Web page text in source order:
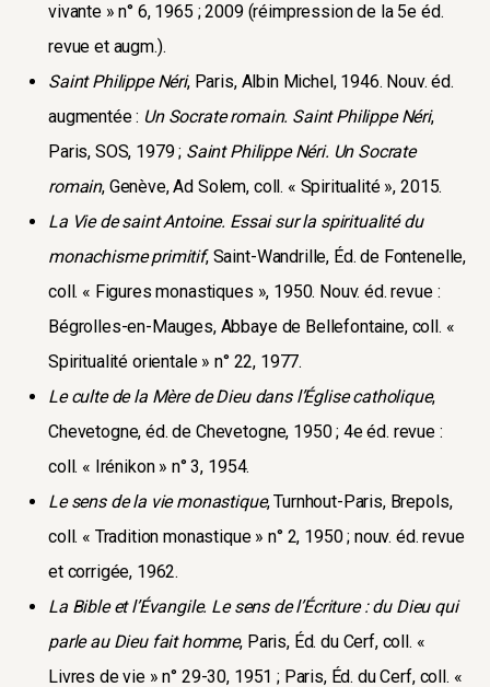
vivante » n° 6, 1965 ; 2009 (réimpression de la 5e éd.
revue et augm.).
Saint Philippe Néri, Paris, Albin Michel, 1946. Nouv. éd.
augmentée : Un Socrate romain. Saint Philippe Néri,
Paris, SOS, 1979 ; Saint Philippe Néri. Un Socrate
romain, Genève, Ad Solem, coll. « Spiritualité », 2015.
La Vie de saint Antoine. Essai sur la spiritualité du
monachisme primitif, Saint-Wandrille, Éd. de Fontenelle,
coll. « Figures monastiques », 1950. Nouv. éd. revue :
Bégrolles-en-Mauges, Abbaye de Bellefontaine, coll. «
Spiritualité orientale » n° 22, 1977.
Le culte de la Mère de Dieu dans l’Église catholique,
Chevetogne, éd. de Chevetogne, 1950 ; 4e éd. revue :
coll. « Irénikon » n° 3, 1954.
Le sens de la vie monastique, Turnhout-Paris, Brepols,
coll. « Tradition monastique » n° 2, 1950 ; nouv. éd. revue
et corrigée, 1962.
La Bible et l’Évangile. Le sens de l’Écriture : du Dieu qui
parle au Dieu fait homme, Paris, Éd. du Cerf, coll. «
Livres de vie » n° 29-30, 1951 ; Paris, Éd. du Cerf, coll. «